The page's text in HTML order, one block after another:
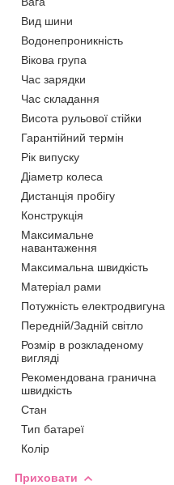
Вид шини
Водонепроникність
Вікова група
Час зарядки
Час складання
Висота рульової стійки
Гарантійний термін
Рік випуску
Діаметр колеса
Дистанція пробігу
Конструкція
Максимальне
навантаження
Максимальна швидкість
Матеріал рами
Потужність електродвигуна
Передній/Задній світло
Розмір в розкладеному
вигляді
Рекомендована гранична
швидкість
Стан
Тип батареї
Колір
Приховати